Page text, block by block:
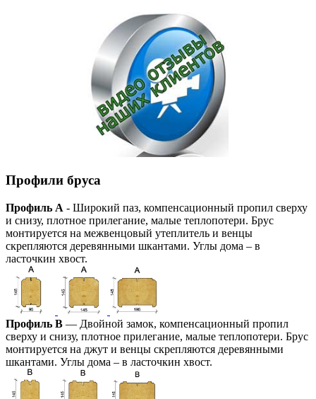
Профили бруса
Профиль А - Широкий паз, компенсационный пропил сверху
и снизу, плотное прилегание, малые теплопотери. Брус
монтируется на межвенцовый утеплитель и венцы
скрепляются деревянными шкантами. Углы дома – в
ласточкин хвост.
Профиль В — Двойной замок, компенсационный пропил
сверху и снизу, плотное прилегание, малые теплопотери. Брус
монтируется на джут и венцы скрепляются деревянными
шкантами. Углы дома – в ласточкин хвост.